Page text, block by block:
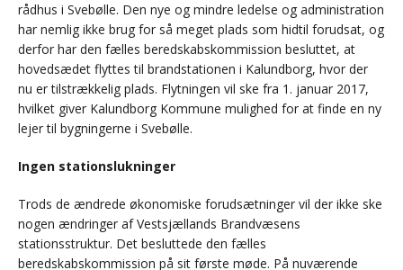
rådhus i Svebølle. Den nye og mindre ledelse og administration
har nemlig ikke brug for så meget plads som hidtil forudsat, og
derfor har den fælles beredskabskommission besluttet, at
hovedsædet flyttes til brandstationen i Kalundborg, hvor der
nu er tilstrækkelig plads. Flytningen vil ske fra 1. januar 2017,
hvilket giver Kalundborg Kommune mulighed for at finde en ny
lejer til bygningerne i Svebølle.
Ingen stationslukninger
Trods de ændrede økonomiske forudsætninger vil der ikke ske
nogen ændringer af Vestsjællands Brandvæsens
stationsstruktur. Det besluttede den fælles
beredskabskommission på sit første møde. På nuværende